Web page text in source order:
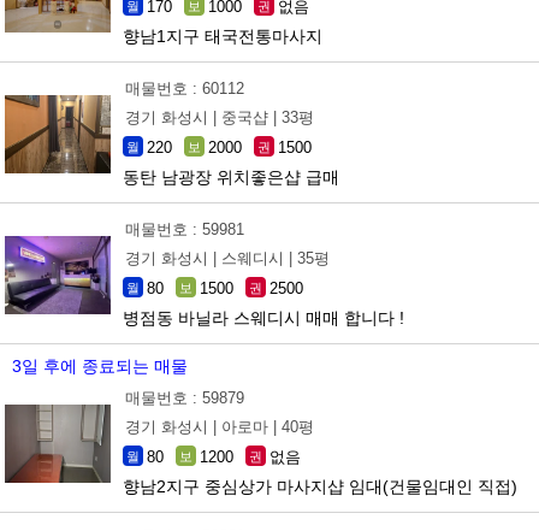
월 170 보 1000 권 없음
향남1지구 태국전통마사지
매물번호 : 60112
경기 화성시 |
중국샵 | 33평
월 220 보 2000 권 1500
동탄 남광장 위치좋은샵 급매
매물번호 : 59981
경기 화성시 |
스웨디시 | 35평
월 80 보 1500 권 2500
병점동 바닐라 스웨디시 매매 합니다 !
3일 후에 종료되는 매물
매물번호 : 59879
경기 화성시 |
아로마 | 40평
월 80 보 1200 권 없음
향남2지구 중심상가 마사지샵 임대(건물임대인 직접)